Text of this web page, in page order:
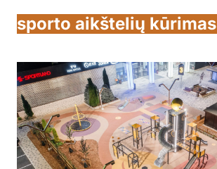
sporto aikštelių kūrimas